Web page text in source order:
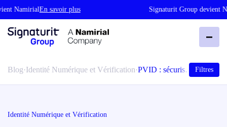
En savoir plus Signaturit Group devient
Blog·Identité Numérique et Vérification·PVID : sécuris… Filtres
Identité Numérique et Vérification